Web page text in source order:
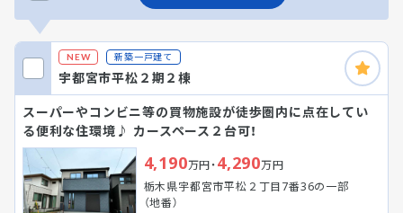
NEW 新築一戸建て
宇都宮市平松２期２棟
スーパーやコンビニ等の買物施設が徒歩圏内に点在してい
る便利な住環境♪ カースペース２台可！
4,190万円・4,290万円
栃木県宇都宮市平松２丁目7番36の一部
（地番）